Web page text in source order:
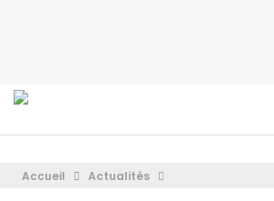
Accueil Actualités